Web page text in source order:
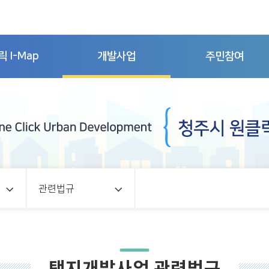
I-Map 개발사업 주민참여
관련법규